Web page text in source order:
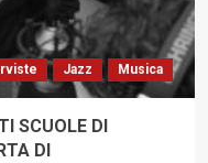
Jazz Musica
SCUOLE DI
DI